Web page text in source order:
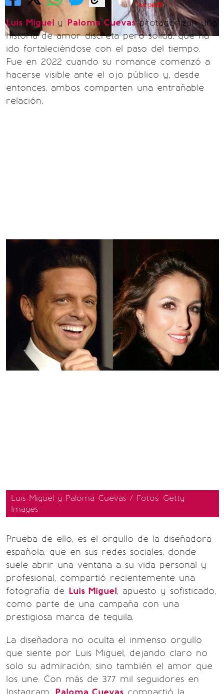
Ver perfil
Luis Miguel y Paloma Cuevasprotagonizan una
historia de amor discreta pero sólida, que ha
ido fortaleciéndose con el paso del tiempo.
Fue en 2022 cuando su romance comenzó a
hacerse visible ante el ojo público y, desde
entonces, ambos comparten una entrañable
relación.
Luis Miguel y Paloma Cuevas / Fotos: Getty
Images
Prueba de ello, es el orgullo de la diseñadora
española, que en sus redes sociales, donde
suele abrir una ventana a su vida personal y
profesional, compartió recientemente una
fotografía de Luis Miguel, apuesto y sofisticado,
como parte de una campaña con una
prestigiosa marca de tequila.
La diseñadora no oculta el inmenso orgullo
que siente por Luis Miguel, dejando claro no
solo su admiración, sino también el amor que
los une. Con más de 377 mil seguidores en